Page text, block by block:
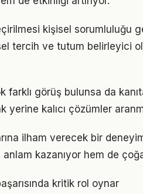
kişisel sorumluluğu
tercih ve tutum belirleyici
görüş bulunsa da
yerine kalıcı çözümler
ilham verecek bir
kazanıyor hem de
kritik rol oynar